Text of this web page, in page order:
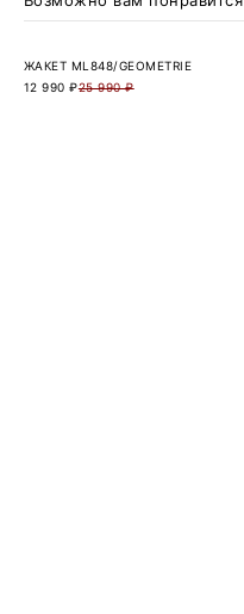
ЖАКЕТ ML848/GEOMETRIE
25 990 ₽
12 990 ₽